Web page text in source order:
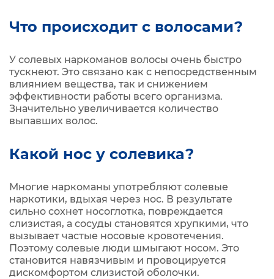
Что происходит с волосами?
У солевых наркоманов волосы очень быстро
тускнеют. Это связано как с непосредственным
влиянием вещества, так и снижением
эффективности работы всего организма.
Значительно увеличивается количество
выпавших волос.
Какой нос у солевика?
Многие наркоманы употребляют солевые
наркотики, вдыхая через нос. В результате
сильно сохнет носоглотка, повреждается
слизистая, а сосуды становятся хрупкими, что
вызывает частые носовые кровотечения.
Поэтому солевые люди шмыгают носом. Это
становится навязчивым и провоцируется
дискомфортом слизистой оболочки.